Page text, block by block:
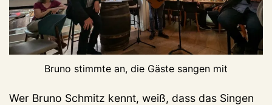
Bruno stimmte an, die Gäste sangen mit
Wer Bruno Schmitz kennt, weiß, dass das Singen